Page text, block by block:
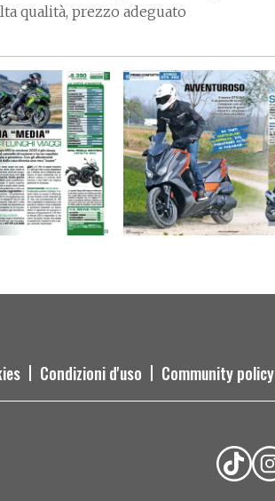
qualità, prezzo adeguato
Condizioni d'uso Community policy